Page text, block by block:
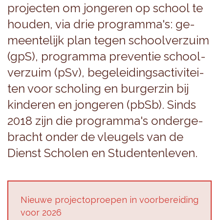
pro­jec­ten om jon­ge­ren op school te
hou­den, via drie pro­gram­ma's: ge­
meen­te­lijk plan tegen school­ver­zuim
(gpS), pro­gram­ma pre­ven­tie school­
ver­zuim (pSv), be­ge­lei­dings­ac­ti­vi­tei­
ten voor scho­ling en bur­ger­zin bij
kin­de­ren en jon­ge­ren (pbSb). Sinds
2018 zijn die pro­gram­ma's on­der­ge­
bracht onder de vleu­gels van de
Dienst Scho­len en Stu­den­ten­le­ven.
Nieu­we pro­jec­top­roe­pen in voor­be­rei­ding
voor 2026